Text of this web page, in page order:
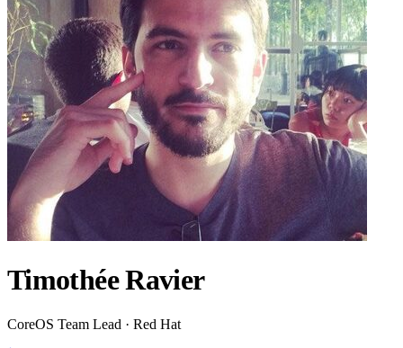
Timothée Ravier
CoreOS Team Lead · Red Hat